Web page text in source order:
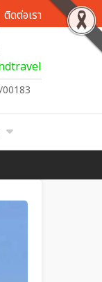
ติดต่อเรา